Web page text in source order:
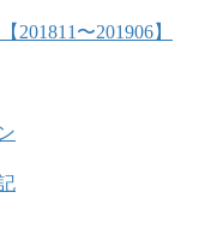
〜201906】